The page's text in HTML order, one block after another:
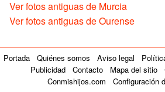
Ver fotos antiguas de Murcia
Ver fotos antiguas de Ourense
Portada Quiénes somos Aviso legal
Publicidad
Contacto Mapa del sitio
Conmishijos.com
Configuración